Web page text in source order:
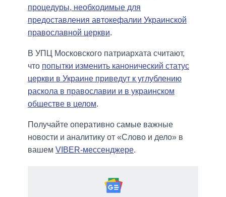
процедуры, необходимые для
предоставления автокефалии Украинской
православной церкви.
В УПЦ Московского патриархата считают,
что попытки изменить канонический статус
церкви в Украине приведут к углублению
раскола в православии и в украинском
обществе в целом.
Получайте оперативно самые важные
новости и аналитику от «Слово и дело» в
вашем VIBER-мессенджере.